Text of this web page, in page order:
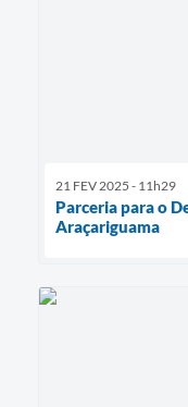
21 FEV 2025 - 11h29
Parceria para o
Araçariguama